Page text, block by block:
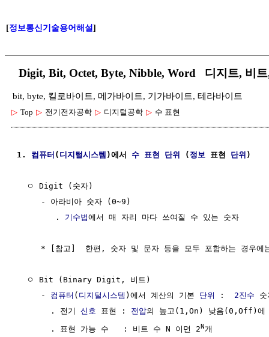
[정보통신기술용어해설]
Digit, Bit, Octet, Byte, Nibble, Word 디지트, 비
bit, byte, 킬로바이트, 메가바이트, 기가바이트, 테라바이트
▷ Top ▷ 전기전자공학 ▷ 디지털공학 ▷ 수 표현
1. 컴퓨터 ( 디지털시스템 )에서 수 표현 단위 ( 정보 표현 단위 )
  ㅇ Digit (숫자)
     - 아라비아 숫자 (0~9)
        .
기수법에서 매 자리 마다 쓰여질 수 있는 숫자
* [참고]  한편, 숫자 및 문자 등을 모두 포함하는 경우에
  ㅇ Bit (Binary Digit, 비트)
     -
컴퓨터 ( 디지털시스템 )에서 계산의 기본 단위 : 2진수
       . 전기
신호 표현 : 전압의 높고(1,On) 낮음(0,Off)에
       . 표현 가능 수   : 비트 수 N 이면 2
N개